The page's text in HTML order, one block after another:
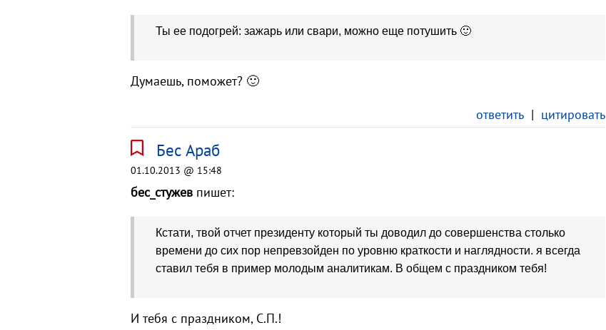
Ты ее подогрей: зажарь или свари, можно еще потушить 🙂
Думаешь, поможет? 🙂
ответить | цитировать
Бес Араб
01.10.2013 @ 15:48
бес_стужев пишет:
Кстати, твой отчет президенту который ты доводил до совершенства столько
времени до сих пор непревзойден по уровню краткости и наглядности. я всегда
ставил тебя в пример молодым аналитикам. В общем с праздником тебя!
И тебя с праздником, С.П.!